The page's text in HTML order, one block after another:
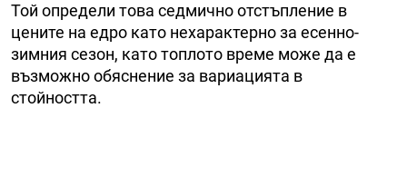
Той определи това седмично отстъпление в
цените на едро като нехарактерно за есенно-
зимния сезон, като топлото време може да е
възможно обяснение за вариацията в
стойността.